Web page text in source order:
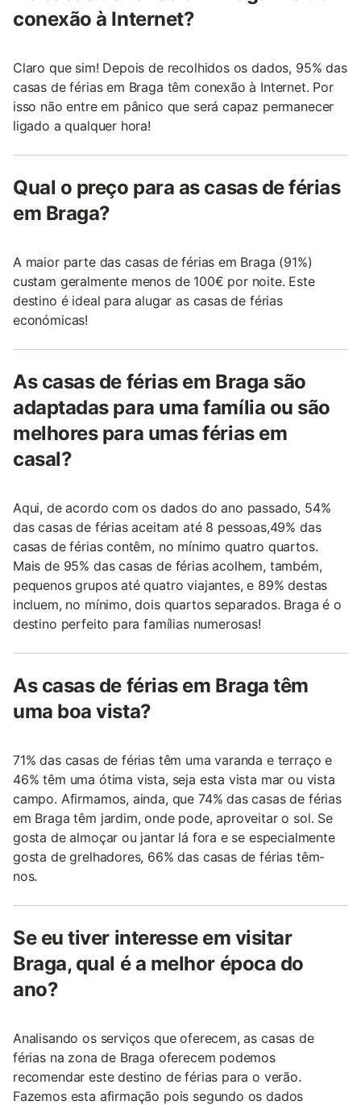
conexão à Internet?
Claro que sim! Depois de recolhidos os dados, 95% das
casas de férias em Braga têm conexão à Internet. Por
isso não entre em pânico que será capaz permanecer
ligado a qualquer hora!
Qual o preço para as casas de férias
em Braga?
A maior parte das casas de férias em Braga (91%)
custam geralmente menos de 100€ por noite. Este
destino é ideal para alugar as casas de férias
económicas!
As casas de férias em Braga são
adaptadas para uma família ou são
melhores para umas férias em
casal?
Aqui, de acordo com os dados do ano passado, 54%
das casas de férias aceitam até 8 pessoas,49% das
casas de férias contêm, no mínimo quatro quartos.
Mais de 95% das casas de férias acolhem, também,
pequenos grupos até quatro viajantes, e 89% destas
incluem, no mínimo, dois quartos separados. Braga é o
destino perfeito para famílias numerosas!
As casas de férias em Braga têm
uma boa vista?
71% das casas de férias têm uma varanda e terraço e
46% têm uma ótima vista, seja esta vista mar ou vista
campo. Afirmamos, ainda, que 74% das casas de férias
em Braga têm jardim, onde pode, aproveitar o sol. Se
gosta de almoçar ou jantar lá fora e se especialmente
gosta de grelhadores, 66% das casas de férias têm-
nos.
Se eu tiver interesse em visitar
Braga, qual é a melhor época do
ano?
Analisando os serviços que oferecem, as casas de
férias na zona de Braga oferecem podemos
recomendar este destino de férias para o verão.
Fazemos esta afirmação pois segundo os dados